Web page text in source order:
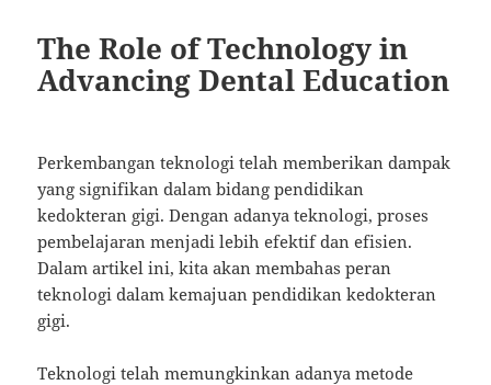
The Role of Technology in
Advancing Dental Education
Perkembangan teknologi telah memberikan dampak
yang signifikan dalam bidang pendidikan
kedokteran gigi. Dengan adanya teknologi, proses
pembelajaran menjadi lebih efektif dan efisien.
Dalam artikel ini, kita akan membahas peran
teknologi dalam kemajuan pendidikan kedokteran
gigi.
Teknologi telah memungkinkan adanya metode